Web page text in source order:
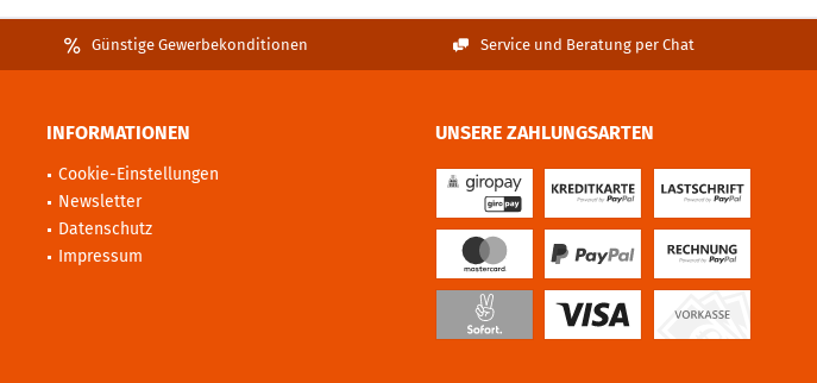
Günstige Gewerbekonditionen Service und Beratung per Chat
INFORMATIONEN
Cookie-Einstellungen
Newsletter
Datenschutz
Impressum
UNSERE ZAHLUNGSARTEN